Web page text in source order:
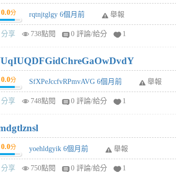
0.0分 rqtnjtglgy 6個月前 舉報
分享 738點閱 0 評論/給分 1
0.0分 SfXPeJccfvRPmvAVG 6個月前 舉報
分享 748點閱 0 評論/給分 1
0.0分 yoehldgyik 6個月前 舉報
分享 750點閱 0 評論/給分 1